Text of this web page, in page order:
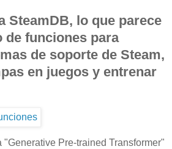
SteamDB, lo que parece
de funciones para
de soporte de Steam,
en juegos y entrenar
Pre-trained Transformer"